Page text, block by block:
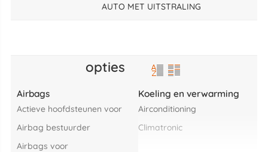
AUTO MET UITSTRALING
opties
Airbags
actieve hoofdsteunen voor
airbag bestuurder
airbags voor
Koeling en verwarming
airconditioning
climatronic